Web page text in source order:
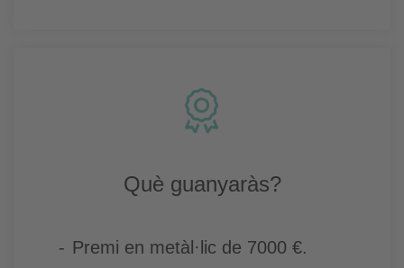
Què guanyaràs?
Premi en metàl·lic de 7000 €.